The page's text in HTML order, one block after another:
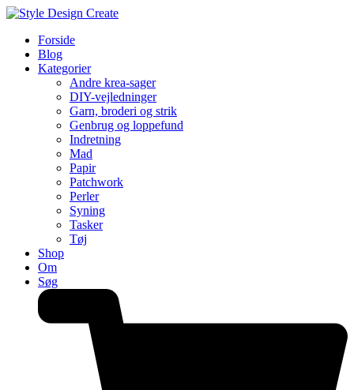
Forside
Blog
Kategorier
Andre krea-sager
DIY-vejledninger
Garn, broderi og strik
Genbrug og loppefund
Indretning
Mad
Papir
Patchwork
Perler
Syning
Tasker
Tøj
Shop
Om
Søg